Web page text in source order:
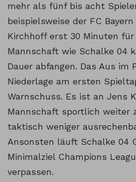
mehr als fünf bis acht
beispielsweise der FC
Kirchhoff erst 30 Minuten für
Mannschaft wie Schalke 04
Dauer abfangen. Das Aus im
Niederlage am ersten
Warnschuss. Es ist an Jens
Mannschaft sportlich weiter
taktisch weniger
Ansonsten läuft Schalke 04
Minimalziel Champions
verpassen.